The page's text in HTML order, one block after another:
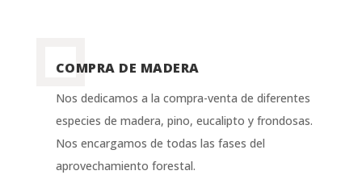
COMPRA DE MADERA
Nos dedicamos a la compra-venta de diferentes
especies de madera, pino, eucalipto y frondosas.
Nos encargamos de todas las fases del
aprovechamiento forestal.